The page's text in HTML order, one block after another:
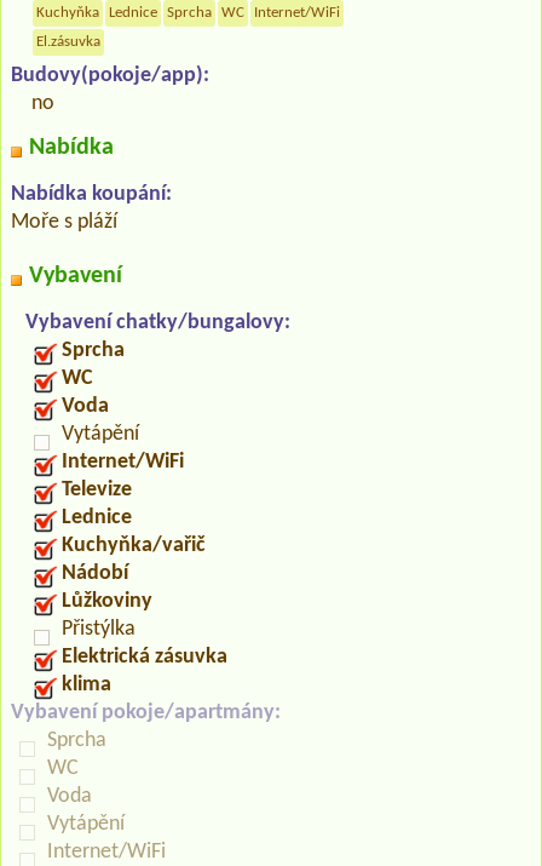
Kuchyňka Lednice Sprcha WC
Internet/WiFi
El.zásuvka
Budovy(pokoje/app):
no
Nabídka
Nabídka koupání:
Moře s pláží
Vybavení
Vybavení chatky/bungalovy:
Sprcha
WC
Voda
Vytápění
Internet/WiFi
Televize
Lednice
Kuchyňka/vařič
Nádobí
Lůžkoviny
Přistýlka
Elektrická zásuvka
klima
Vybavení pokoje/apartmány:
Sprcha
WC
Voda
Vytápění
Internet/WiFi